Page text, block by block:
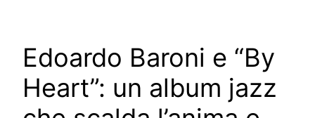
Edoardo Baroni e “By
Heart”: un album jazz